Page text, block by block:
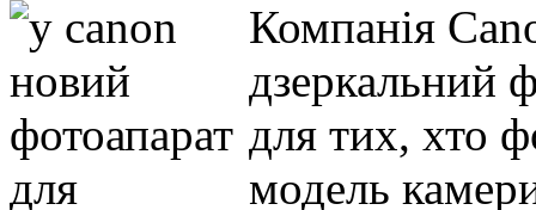
Компанія
дзеркальний
для тих, хто
модель